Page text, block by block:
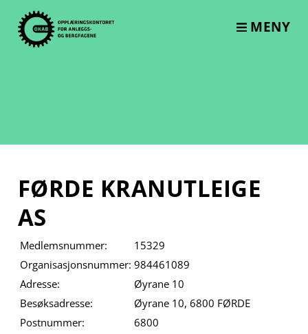
content
MENY
FØRDE KRANUTLEIGE
AS
Medlemsnummer:
15329
Organisasjonsnummer: 984461089
Adresse:
Øyrane 10
Besøksadresse:
Øyrane 10, 6800 FØRDE
Postnummer:
6800